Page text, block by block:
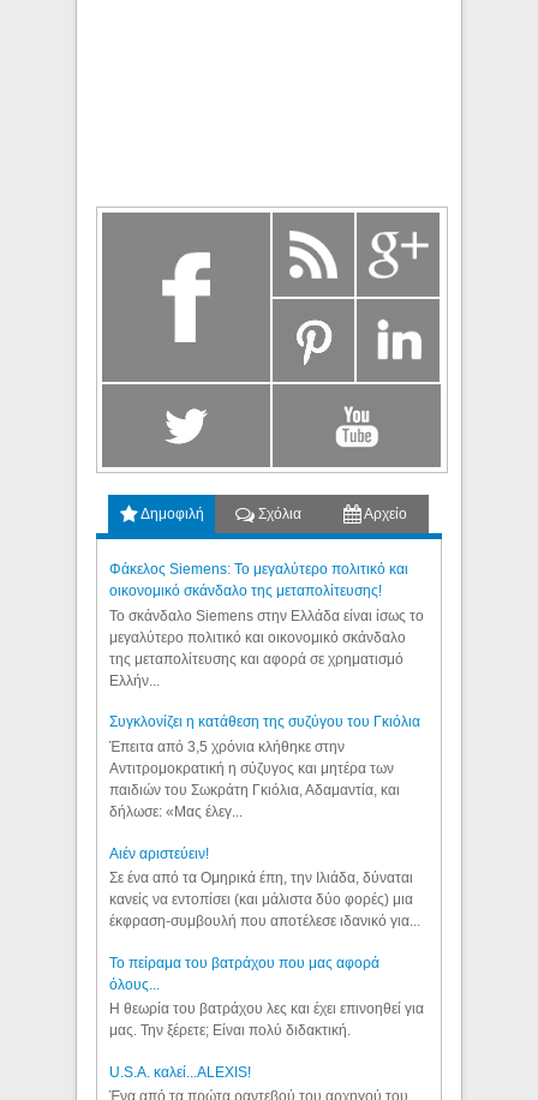
Δημοφιλή Σχόλια Αρχείο
Φάκελος Siemens: Το μεγαλύτερο πολιτικό και
οικονομικό σκάνδαλο της μεταπολίτευσης!
Το σκάνδαλο Siemens στην Ελλάδα είναι ίσως το
μεγαλύτερο πολιτικό και οικονομικό σκάνδαλο
της μεταπολίτευσης και αφορά σε χρηματισμό
Ελλήν...
Συγκλονίζει η κατάθεση της συζύγου του Γκιόλια
Έπειτα από 3,5 χρόνια κλήθηκε στην
Αντιτρομοκρατική η σύζυγος και μητέρα των
παιδιών του Σωκράτη Γκιόλια, Αδαμαντία, και
δήλωσε: «Μας έλεγ...
Aιέν αριστεύειν!
Σε ένα από τα Ομηρικά έπη, την Ιλιάδα, δύναται
κανείς να εντοπίσει (και μάλιστα δύο φορές) μια
έκφραση-συμβουλή που αποτέλεσε ιδανικό για...
Το πείραμα του βατράχου που μας αφορά
όλους...
Η θεωρία του βατράχου λες και έχει επινοηθεί για
μας. Την ξέρετε; Είναι πολύ διδακτική.
U.S.A. καλεί...ALEXIS!